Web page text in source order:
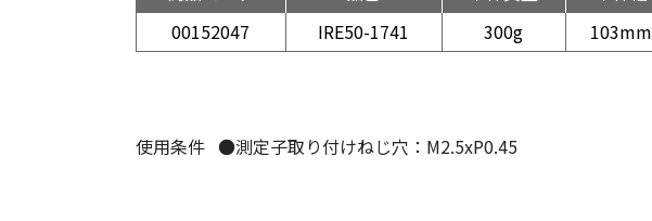
00152047
IRE50-1741 300g 103mm
使用条件 ●測定子取り付けねじ穴：M2.5xP0.45